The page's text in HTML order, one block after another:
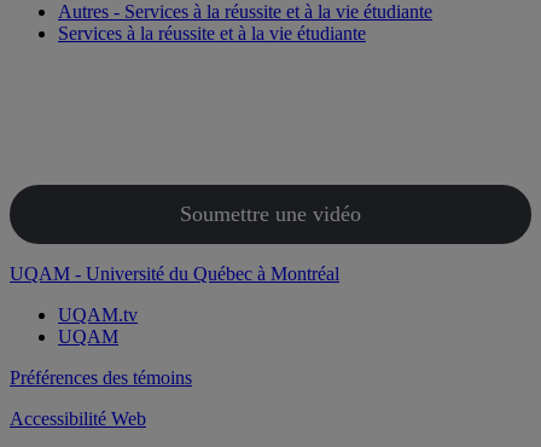
Autres - Services à la réussite et à la vie étudiante
Services à la réussite et à la vie étudiante
Soumettre une vidéo
UQAM - Université du Québec à Montréal
UQAM.tv
UQAM
Préférences des témoins
Accessibilité Web